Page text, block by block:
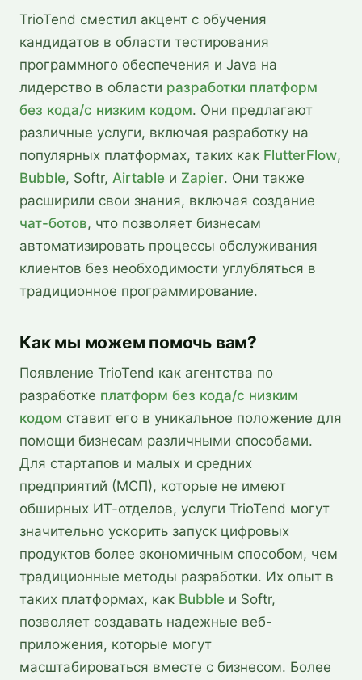
TrioTend сместил акцент с обучения
кандидатов в области тестирования
программного обеспечения и Java на
лидерство в области разработки платформ
без кода/с низким кодом. Они предлагают
различные услуги, включая разработку на
популярных платформах, таких как FlutterFlow,
Bubble, Softr, Airtable и Zapier. Они также
расширили свои знания, включая создание
чат-ботов, что позволяет бизнесам
автоматизировать процессы обслуживания
клиентов без необходимости углубляться в
традиционное программирование.
Как мы можем помочь вам?
Появление TrioTend как агентства по
разработке платформ без кода/с низким
кодом ставит его в уникальное положение для
помощи бизнесам различными способами.
Для стартапов и малых и средних
предприятий (МСП), которые не имеют
обширных ИТ-отделов, услуги TrioTend могут
значительно ускорить запуск цифровых
продуктов более экономичным способом, чем
традиционные методы разработки. Их опыт в
таких платформах, как Bubble и Softr,
позволяет создавать надежные веб-
приложения, которые могут
масштабироваться вместе с бизнесом. Более